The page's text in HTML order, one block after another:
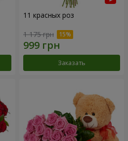
11 красных роз
1 175 грн
Заказать